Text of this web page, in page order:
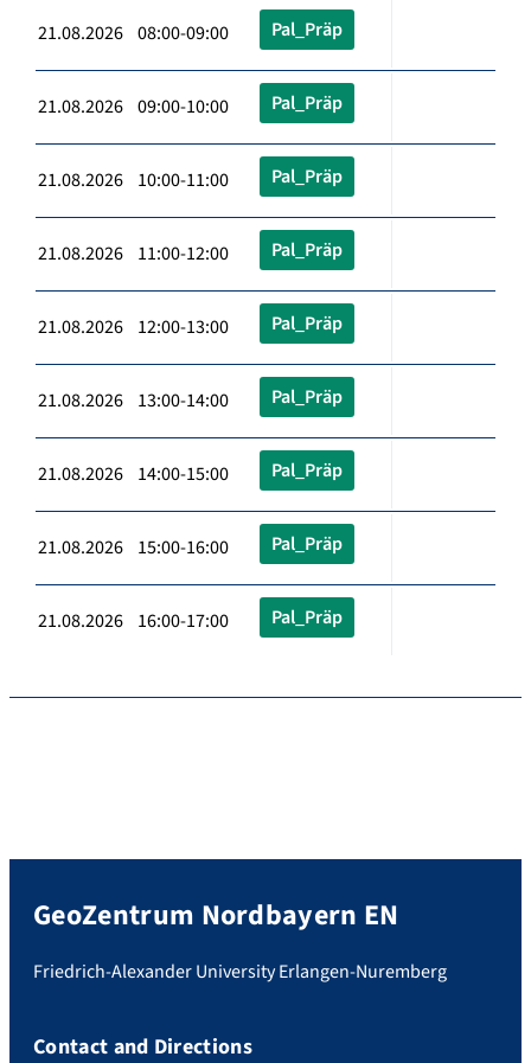
21.08.2026 08:00-09:00 Pal_Präp
21.08.2026 09:00-10:00 Pal_Präp
21.08.2026 10:00-11:00 Pal_Präp
21.08.2026 11:00-12:00 Pal_Präp
21.08.2026 12:00-13:00 Pal_Präp
21.08.2026 13:00-14:00 Pal_Präp
21.08.2026 14:00-15:00 Pal_Präp
21.08.2026 15:00-16:00 Pal_Präp
21.08.2026 16:00-17:00 Pal_Präp
GeoZentrum Nordbayern EN
Friedrich-Alexander University Erlangen-Nuremberg
Contact and Directions